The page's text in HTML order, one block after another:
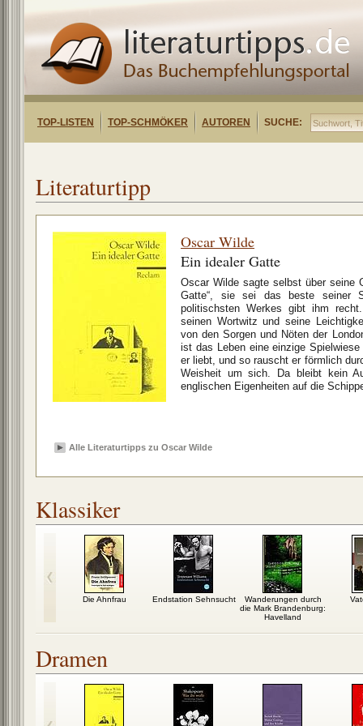
TOP-LISTEN TOP-SCHMÖKER AUTOREN SUCHE:
Literaturtipp
Oscar Wilde
Ein idealer Gatte
Oscar Wilde sagte selbst über seine
Gatte“, sie sei das beste seiner
politischsten Werkes gibt ihm
seinen Wortwitz und seine
von den Sorgen und Nöten der
ist das Leben eine einzige
er liebt, und so rauscht er förmlich
Weisheit um sich. Da bleibt kein
englischen Eigenheiten auf die
Alle Literaturtipps zu Oscar Wilde
Klassiker
Die Ahnfrau Endstation Sehnsucht
Wanderungen durch
die Mark Brandenburg:
Havelland
Dramen